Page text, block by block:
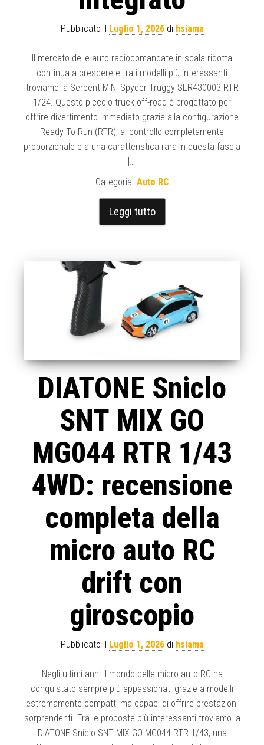
Pubblicato il Luglio 1, 2026di hsiama
Il mercato delle auto radiocomandate in scala ridotta
continua a crescere e tra i modelli più interessanti
troviamo la Serpent MINI Spyder Truggy SER430003 RTR
1/24. Questo piccolo truck off-road è progettato per
offrire divertimento immediato grazie alla configurazione
Ready To Run (RTR), al controllo completamente
proporzionale e a una caratteristica rara in questa fascia
[…]
Categoria: Auto RC
Leggi tutto
DIATONE Sniclo
SNT MIX GO
MG044 RTR 1/43
4WD: recensione
completa della
micro auto RC
drift con
giroscopio
Pubblicato il Luglio 1, 2026di hsiama
Negli ultimi anni il mondo delle micro auto RC ha
conquistato sempre più appassionati grazie a modelli
estremamente compatti ma capaci di offrire prestazioni
sorprendenti. Tra le proposte più interessanti troviamo la
DIATONE Sniclo SNT MIX GO MG044 RTR 1/43, una